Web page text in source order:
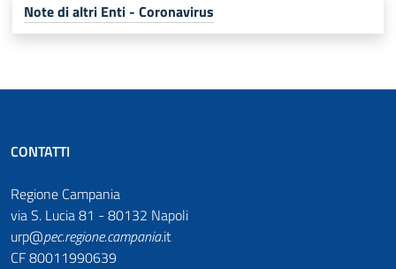
Note di altri Enti - Coronavirus
CONTATTI
Regione Campania
via S. Lucia 81 - 80132 Napoli
urp@pec.regione.campania.it
CF 80011990639